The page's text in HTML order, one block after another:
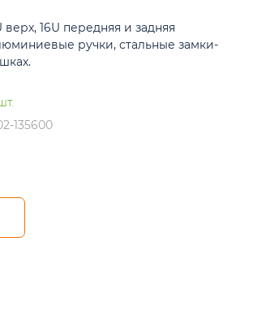
верх, 16U передняя и задняя
ручки, стальные замки-
135600